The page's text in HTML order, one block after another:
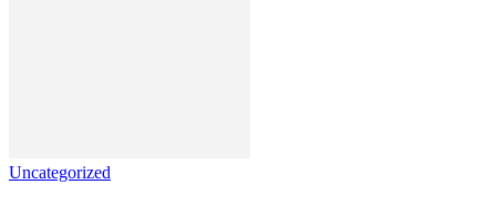
Uncategorized